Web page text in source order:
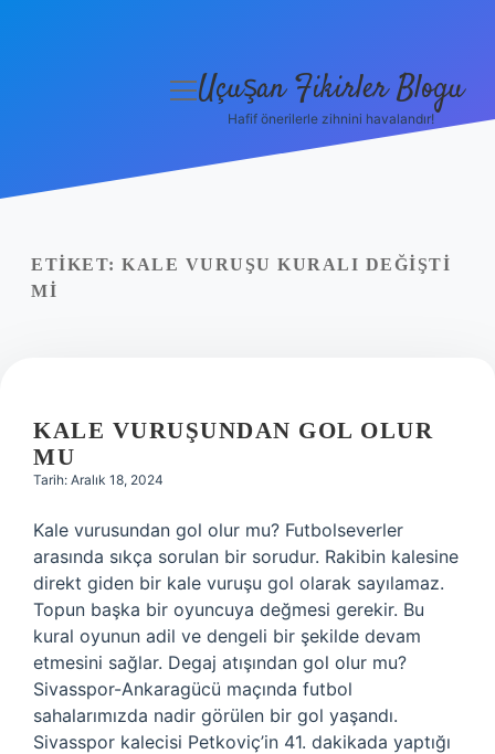
Yasal Uyarı
menüyü
Uçuşan Fikirler Blogu
Hafif önerilerle zihnini havalandır!
ETIKET: KALE VURUŞU KURALI DEĞIŞTI
MI
KALE VURUŞUNDAN GOL OLUR
MU
Tarih: Aralık 18, 2024
Kale vurusundan gol olur mu? Futbolseverler
arasında sıkça sorulan bir sorudur. Rakibin kalesine
direkt giden bir kale vuruşu gol olarak sayılamaz.
Topun başka bir oyuncuya değmesi gerekir. Bu
kural oyunun adil ve dengeli bir şekilde devam
etmesini sağlar. Degaj atışından gol olur mu?
Sivasspor-Ankaragücü maçında futbol
sahalarımızda nadir görülen bir gol yaşandı.
Sivasspor kalecisi Petkoviç’in 41. dakikada yaptığı